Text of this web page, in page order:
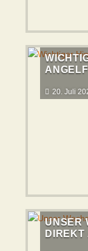
20. Juli
UNSER